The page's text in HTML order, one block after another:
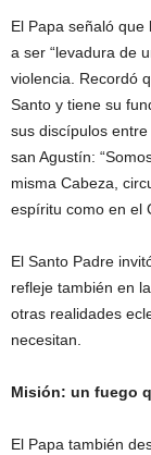
El Papa señaló
a ser “levadura de
violencia. Recordó
Santo y tiene su
sus discípulos
san Agustín:
misma Cabeza,
espíritu como en el
El Santo Padre
refleje también en
otras realidades
necesitan.
Misión: un fuego
El Papa también